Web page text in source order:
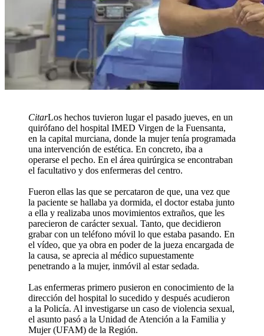
CitarLos hechos tuvieron lugar el pasado jueves, en un
quirófano del hospital IMED Virgen de la Fuensanta,
en la capital murciana, donde la mujer tenía programada
una intervención de estética. En concreto, iba a
operarse el pecho. En el área quirúrgica se encontraban
el facultativo y dos enfermeras del centro.
Fueron ellas las que se percataron de que, una vez que
la paciente se hallaba ya dormida, el doctor estaba junto
a ella y realizaba unos movimientos extraños, que les
parecieron de carácter sexual. Tanto, que decidieron
grabar con un teléfono móvil lo que estaba pasando. En
el vídeo, que ya obra en poder de la jueza encargada de
la causa, se aprecia al médico supuestamente
penetrando a la mujer, inmóvil al estar sedada.
Las enfermeras primero pusieron en conocimiento de la
dirección del hospital lo sucedido y después acudieron
a la Policía. Al investigarse un caso de violencia sexual,
el asunto pasó a la Unidad de Atención a la Familia y
Mujer (UFAM) de la Región.